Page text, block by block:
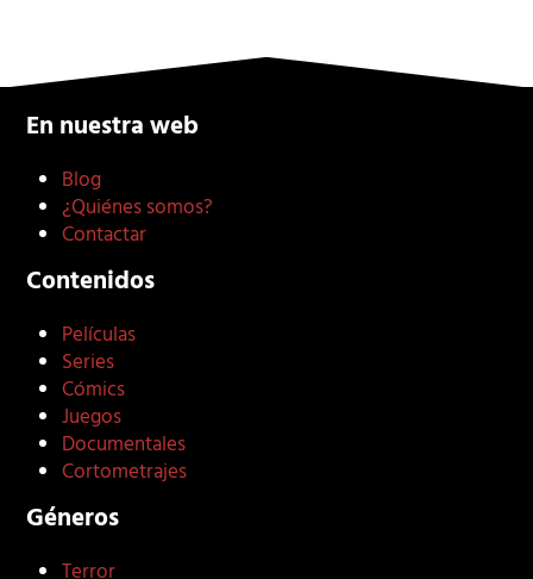
En nuestra web
Blog
¿Quiénes somos?
Contactar
Contenidos
Películas
Series
Cómics
Juegos
Documentales
Cortometrajes
Géneros
Terror